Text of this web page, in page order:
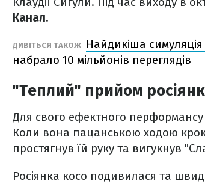
Канал.
ДИВІТЬСЯ ТАКОЖ
Найдикіша
набрало 10 мільйонів переглядів
"Теплий" прийом
Для свого ефектного перформансу
Коли вона пацанською ходою
простягнув їй руку та вигукнув
Росіянка косо подивилася та